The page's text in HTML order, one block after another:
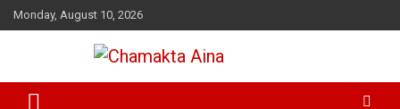
Skip
to
Monday, August 10, 2026
Chamakta Aina